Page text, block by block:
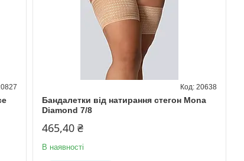
Бандалетки від натирання стегон Mona
Diamond 7/8
20638
465,40 ₴
В наявності